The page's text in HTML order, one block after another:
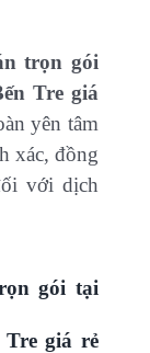
trọn gói
Tre giá
yên tâm
xác, đồng
với dịch
gói tại
giá rẻ